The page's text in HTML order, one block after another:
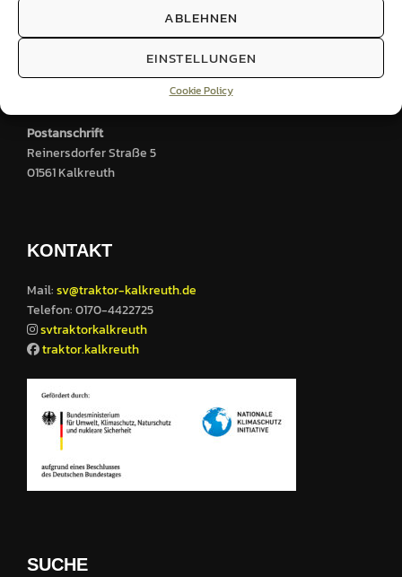
ABLEHNEN
EINSTELLUNGEN
Cookie Policy
HIER FINDEST DU UNS
Großenhainer Straße 2
Postanschrift
Reinersdorfer Straße 5
01561 Kalkreuth
KONTAKT
Mail:sv@traktor-kalkreuth.de
Telefon: 0170-4422725
svtraktorkalkreuth
traktor.kalkreuth
SUCHE